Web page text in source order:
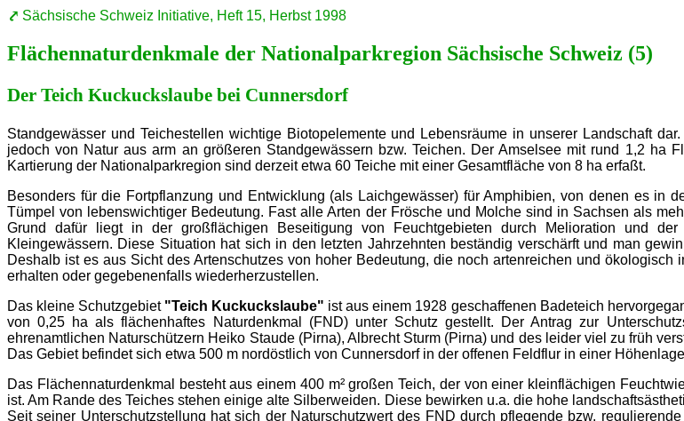
Sächsische Schweiz Initiative, Heft 15, Herbst 1998
Flächennaturdenkmale der Nationalparkregion Sächsische Schweiz (5)
Der Teich Kuckuckslaube bei Cunnersdorf
Standgewässer und Teichestellen wichtige Biotopelemente und Lebensräume in unserer Landschaft
jedoch von Natur aus arm an größeren Standgewässern bzw. Teichen. Der Amselsee mit rund 1,2 ha
Kartierung der Nationalparkregion sind derzeit etwa 60 Teiche mit einer Gesamtfläche von 8 ha erfaßt.
Besonders für die Fortpflanzung und Entwicklung (als Laichgewässer) für Amphibien, von denen es in
Tümpel von lebenswichtiger Bedeutung. Fast alle Arten der Frösche und Molche sind in Sachsen als
Grund dafür liegt in der großflächigen Beseitigung von Feuchtgebieten durch Melioration und der
Kleingewässern. Diese Situation hat sich in den letzten Jahrzehnten beständig verschärft und man
Deshalb ist es aus Sicht des Artenschutzes von hoher Bedeutung, die noch artenreichen und
erhalten oder gegebenenfalls wiederherzustellen.
Das kleine Schutzgebiet "Teich Kuckuckslaube" ist aus einem 1928 geschaffenen Badeteich
von 0,25 ha als flächenhaftes Naturdenkmal (FND) unter Schutz gestellt. Der Antrag zur
ehrenamtlichen Naturschützern Heiko Staude (Pirna), Albrecht Sturm (Pirna) und des leider viel zu früh
Das Gebiet befindet sich etwa 500 m nordöstlich von Cunnersdorf in der offenen Feldflur in einer
Das Flächennaturdenkmal besteht aus einem 400 m² großen Teich, der von einer kleinflächigen
ist. Am Rande des Teiches stehen einige alte Silberweiden. Diese bewirken u.a. die hohe
Seit seiner Unterschutzstellung hat sich der Naturschutzwert des FND durch pflegende bzw.